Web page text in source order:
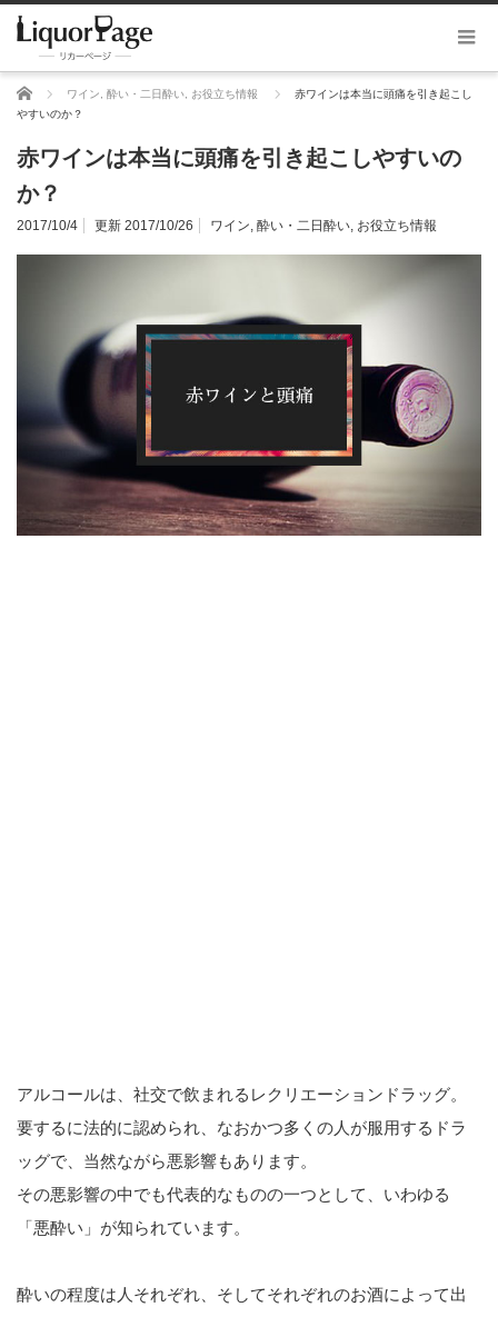
ホーム ワイン 酔い・二日酔い お役立ち情報
赤ワインは本当に頭痛を引き起こし
やすいのか？
赤ワインは本当に頭痛を引き起こしやすいの
か？
2017/10/4 更新 2017/10/26 ワイン, 酔い・二日酔い, お役立ち情報
アルコールは、社交で飲まれるレクリエーションドラッグ。
要するに法的に認められ、なおかつ多くの人が服用するドラ
ッグで、当然ながら悪影響もあります。
その悪影響の中でも代表的なものの一つとして、いわゆる
「悪酔い」が知られています。
酔いの程度は人それぞれ、そしてそれぞれのお酒によって出